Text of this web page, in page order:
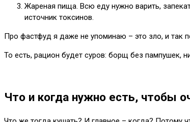
Жареная пища. Всю еду нужно варить,
источник токсинов.
Про фастфуд я даже не упоминаю – это зло, и так
То есть, рацион будет суров: борщ без пампушек,
Что и когда нужно есть, чтобы